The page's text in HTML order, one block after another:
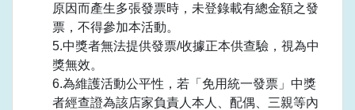
原因而產生多張發票時，未登錄載有總金額之發
票，不得參加本活動。
5.中獎者無法提供發票/收據正本供查驗，視為中
獎無效。
6.為維護活動公平性，若「免用統一發票」中獎
者經查證為該店家負責人本人、配偶、三親等內